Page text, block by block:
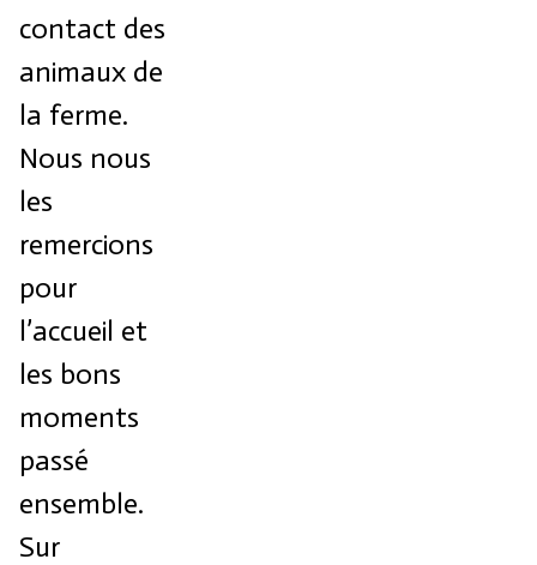
contact des
animaux de
la ferme.
Nous nous
les
remercions
pour
l’accueil et
les bons
moments
passé
ensemble.
Sur